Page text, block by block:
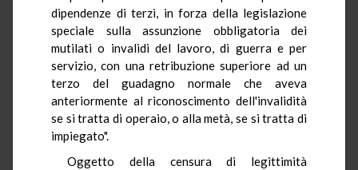
dipendenze di terzi, in forza della legislazione
speciale sulla assunzione obbligatoria dei
mutilati o invalidi del lavoro, di guerra e per
servizio, con una retribuzione superiore ad un
terzo del guadagno normale che aveva
anteriormente al riconoscimento dell'invalidità
se si tratta di operaio, o alla metà, se si tratta di
impiegato".
Oggetto della censura di legittimità